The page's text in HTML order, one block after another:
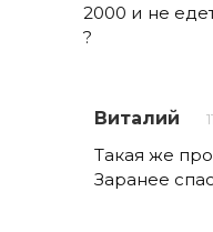
2000 и не
?
Виталий
Такая же
Заранее